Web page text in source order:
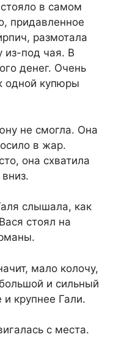
в самом
придавленное
размотала
из-под чая. В
денег. Очень
одной купюры
не смогла. Она
в жар.
она схватила
слышала, как
стоял на
мало колочу,
и сильный
крупнее Гали.
с места.